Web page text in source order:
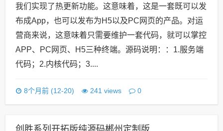
我们实现了热更新功能。这意味着，这是一套既可以发
布成App，也可以发布为H5以及PC网页的产品。对运
营商来说，这意味着只需要维护一套代码，就可以掌控
APP、PC网页、H5三种终端。源码说明：：1.服务端
代码；2.内核代码；3....
8个月前 (12-20) 241 views 0
创胜系列开拓版纯源码郴州定制版